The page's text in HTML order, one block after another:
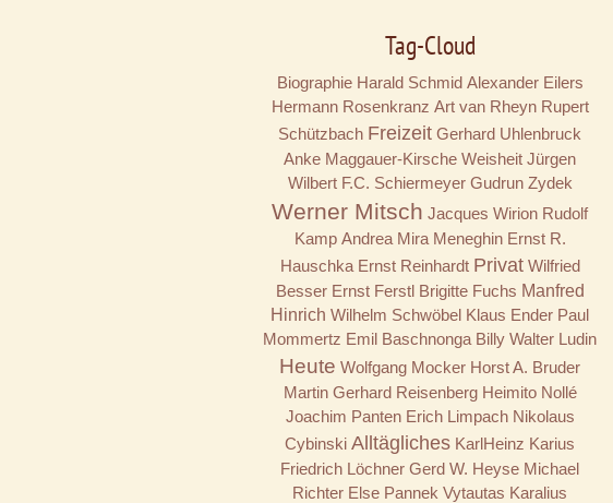
Tag-Cloud
Biographie Harald Schmid Alexander Eilers
Hermann Rosenkranz Art van Rheyn Rupert
Schützbach Freizeit Gerhard Uhlenbruck
Anke Maggauer-Kirsche Weisheit Jürgen
Wilbert F.C. Schiermeyer Gudrun Zydek
Werner Mitsch Jacques Wirion Rudolf
Kamp Andrea Mira Meneghin Ernst R.
Hauschka Ernst Reinhardt Privat Wilfried
Besser Ernst Ferstl Brigitte Fuchs Manfred
Hinrich Wilhelm Schwöbel Klaus Ender Paul
Mommertz Emil Baschnonga Billy Walter Ludin
Heute Wolfgang Mocker Horst A. Bruder
Martin Gerhard Reisenberg Heimito Nollé
Joachim Panten Erich Limpach Nikolaus
Cybinski Alltägliches KarlHeinz Karius
Friedrich Löchner Gerd W. Heyse Michael
Richter Else Pannek Vytautas Karalius